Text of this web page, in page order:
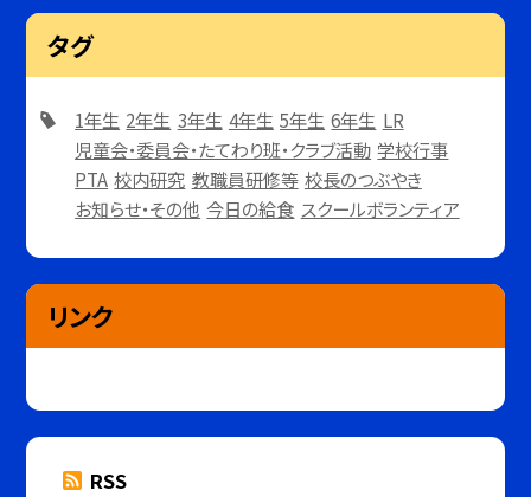
タグ
1年生 2年生 3年生 4年生 5年生 6年生 LR
児童会・委員会・たてわり班・クラブ活動 学校行事
PTA 校内研究 教職員研修等 校長のつぶやき
お知らせ・その他 今日の給食 スクールボランティア
リンク
RSS